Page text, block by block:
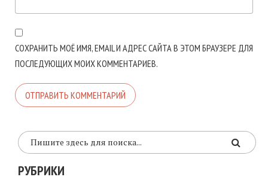
СОХРАНИТЬ МОЁ ИМЯ, EMAIL И АДРЕС САЙТА В ЭТОМ БРАУЗЕРЕ ДЛЯ
ПОСЛЕДУЮЩИХ МОИХ КОММЕНТАРИЕВ.
РУБРИКИ